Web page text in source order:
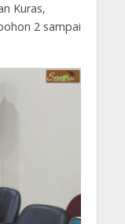
Kuras,
2 sampai